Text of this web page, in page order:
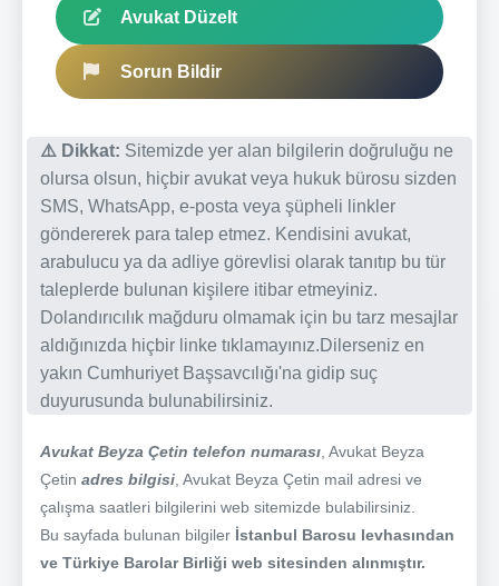
Avukat Düzelt
Sorun Bildir
⚠️ Dikkat: Sitemizde yer alan bilgilerin doğruluğu ne
olursa olsun, hiçbir avukat veya hukuk bürosu sizden
SMS, WhatsApp, e-posta veya şüpheli linkler
göndererek para talep etmez. Kendisini avukat,
arabulucu ya da adliye görevlisi olarak tanıtıp bu tür
taleplerde bulunan kişilere itibar etmeyiniz.
Dolandırıcılık mağduru olmamak için bu tarz mesajlar
aldığınızda hiçbir linke tıklamayınız.Dilerseniz en
yakın Cumhuriyet Başsavcılığı'na gidip suç
duyurusunda bulunabilirsiniz.
Avukat Beyza Çetin telefon numarası , Avukat Beyza
Çetin adres bilgisi , Avukat Beyza Çetin mail adresi ve
çalışma saatleri bilgilerini web sitemizde bulabilirsiniz.
Bu sayfada bulunan bilgiler İstanbul Barosu levhasından
ve Türkiye Barolar Birliği web sitesinden alınmıştır.